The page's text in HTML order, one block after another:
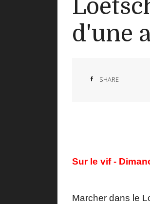
d'une
SHARE
Sur le vif -
Marcher dans le